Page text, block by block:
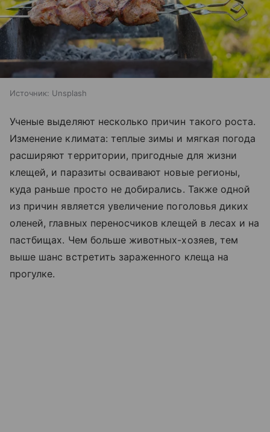
Источник: Unsplash
Ученые выделяют несколько причин такого роста.
Изменение климата: теплые зимы и мягкая погода
расширяют территории, пригодные для жизни
клещей, и паразиты осваивают новые регионы,
куда раньше просто не добирались. Также одной
из причин является увеличение поголовья диких
оленей, главных переносчиков клещей в лесах и на
пастбищах. Чем больше животных-хозяев, тем
выше шанс встретить зараженного клеща на
прогулке.